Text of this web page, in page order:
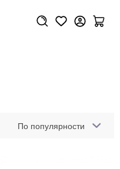
По популярности